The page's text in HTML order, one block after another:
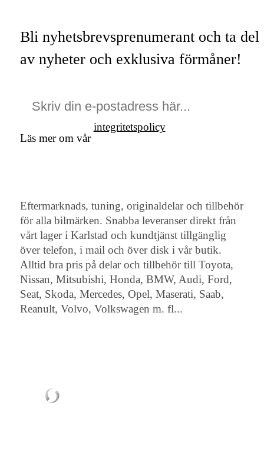
Bli nyhetsbrevsprenumerant och ta del
av nyheter och exklusiva förmåner!
Läs mer om vår
integritetspolicy
Eftermarknads, tuning, originaldelar och tillbehör
för alla bilmärken. Snabba leveranser direkt från
vårt lager i Karlstad och kundtjänst tillgänglig
över telefon, i mail och över disk i vår butik.
Alltid bra pris på delar och tillbehör till Toyota,
Nissan, Mitsubishi, Honda, BMW, Audi, Ford,
Seat, Skoda, Mercedes, Opel, Maserati, Saab,
Reanult, Volvo, Volkswagen m. fl...